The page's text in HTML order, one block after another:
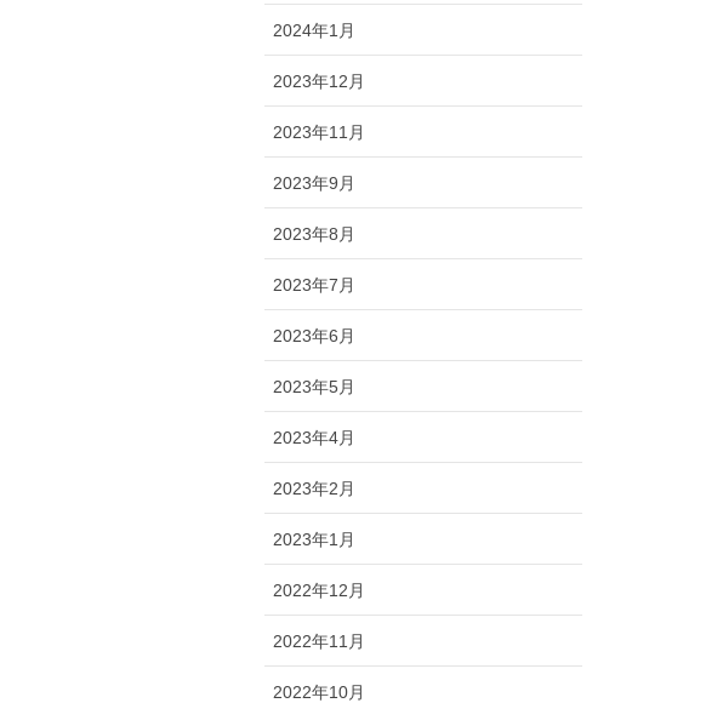
2024年1月
2023年12月
2023年11月
2023年9月
2023年8月
2023年7月
2023年6月
2023年5月
2023年4月
2023年2月
2023年1月
2022年12月
2022年11月
2022年10月